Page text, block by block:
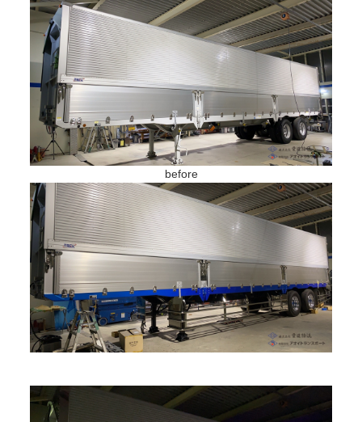
before